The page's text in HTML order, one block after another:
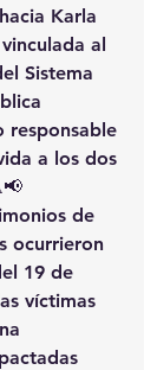
Karla
al
Sistema
responsable
a los dos
de
ocurrieron
19 de
víctimas